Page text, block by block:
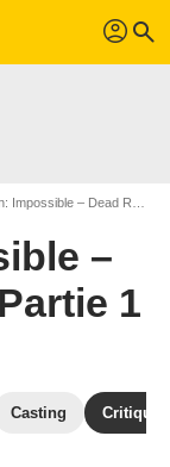
profil search
– Dead Reckoning Partie 1
–
1
Casting